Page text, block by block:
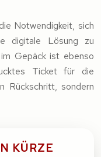
Notwendigkeit, sich
digitale Lösung zu
Gepäck ist ebenso
Ticket für die
Rückschritt, sondern
KÜRZE